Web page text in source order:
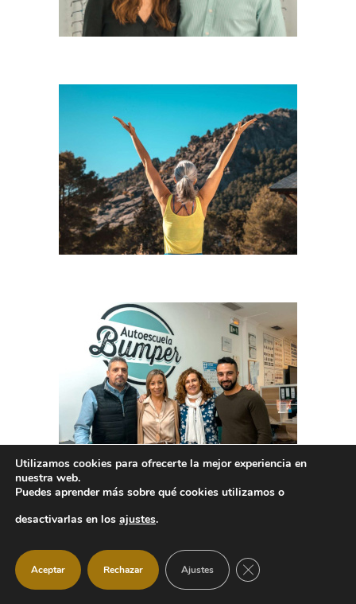
Utilizamos cookies para ofrecerte la mejor experiencia en
nuestra web.
Puedes aprender más sobre qué cookies utilizamos o
desactivarlas en los ajustes.
Aceptar Rechazar Ajustes CERRAR EL